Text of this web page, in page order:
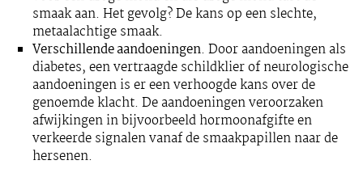
smaak aan. Het gevolg? De kans op een slechte,
metaalachtige smaak.
Verschillende aandoeningen. Door aandoeningen als
diabetes, een vertraagde schildklier of neurologische
aandoeningen is er een verhoogde kans over de
genoemde klacht. De aandoeningen veroorzaken
afwijkingen in bijvoorbeeld hormoonafgifte en
verkeerde signalen vanaf de smaakpapillen naar de
hersenen.